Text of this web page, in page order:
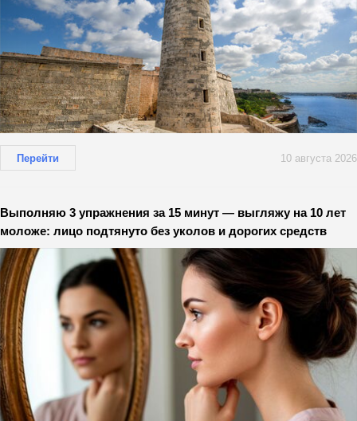
Перейти 10 августа 2026
Выполняю 3 упражнения за 15 минут — выгляжу на 10 лет
моложе: лицо подтянуто без уколов и дорогих средств